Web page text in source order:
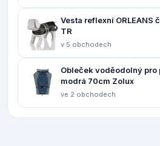
Vesta reflexní ORLEANS
TR
v 5 obchodech
Obleček voděodolný pro
modrá 70cm Zolux
ve 2 obchodech